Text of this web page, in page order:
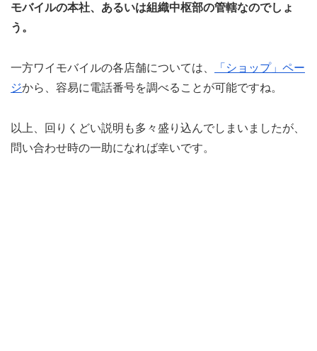
モバイルの本社、あるいは組織中枢部の管轄なのでしょ
う。
一方ワイモバイルの各店舗については、
「ショップ」ペー
ジから、容易に電話番号を調べることが可能ですね。
以上、回りくどい説明も多々盛り込んでしまいましたが、
問い合わせ時の一助になれば幸いです。